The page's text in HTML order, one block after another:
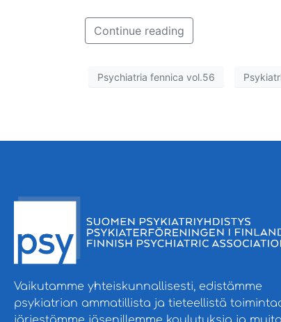
Continue reading
Psychiatria fennica vol.56
Vaikutamme yhteiskunnallisesti, edistämme
psykiatrian ammatillista ja tieteellistä